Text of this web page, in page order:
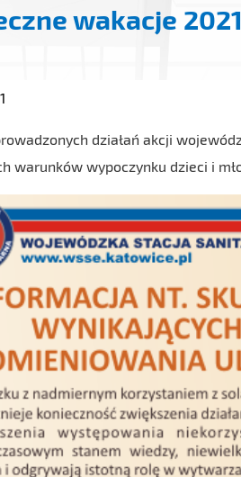
wakacje 2021
działań akcji
warunków wypoczynku dzieci i